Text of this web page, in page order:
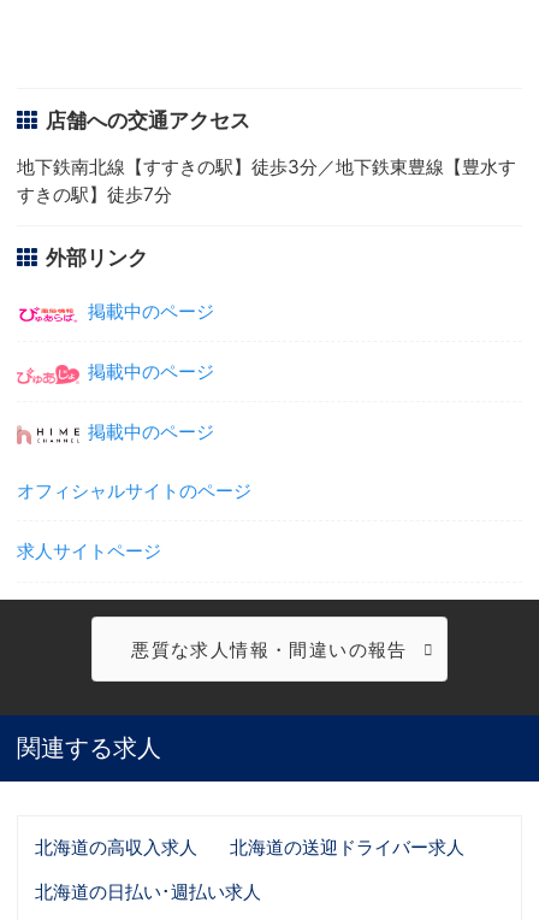
店舗への交通アクセス
地下鉄南北線【すすきの駅】徒歩3分／地下鉄東豊線【豊水す
すきの駅】徒歩7分
外部リンク
掲載中のページ
掲載中のページ
掲載中のページ
オフィシャルサイトのページ
求人サイトページ
悪質な求人情報・間違いの報告
関連する求人
北海道の高収入求人
北海道の送迎ドライバー求人
北海道の日払い･週払い求人